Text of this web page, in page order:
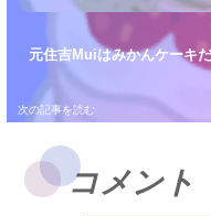
元住吉Muiはみかんケーキ
コメント